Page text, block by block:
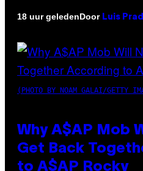
18 uur geledenDoor Luis
(PHOTO BY NOAM GALAI/GETTY
Why A$AP Mob
Get Back
to A$AP Rocky